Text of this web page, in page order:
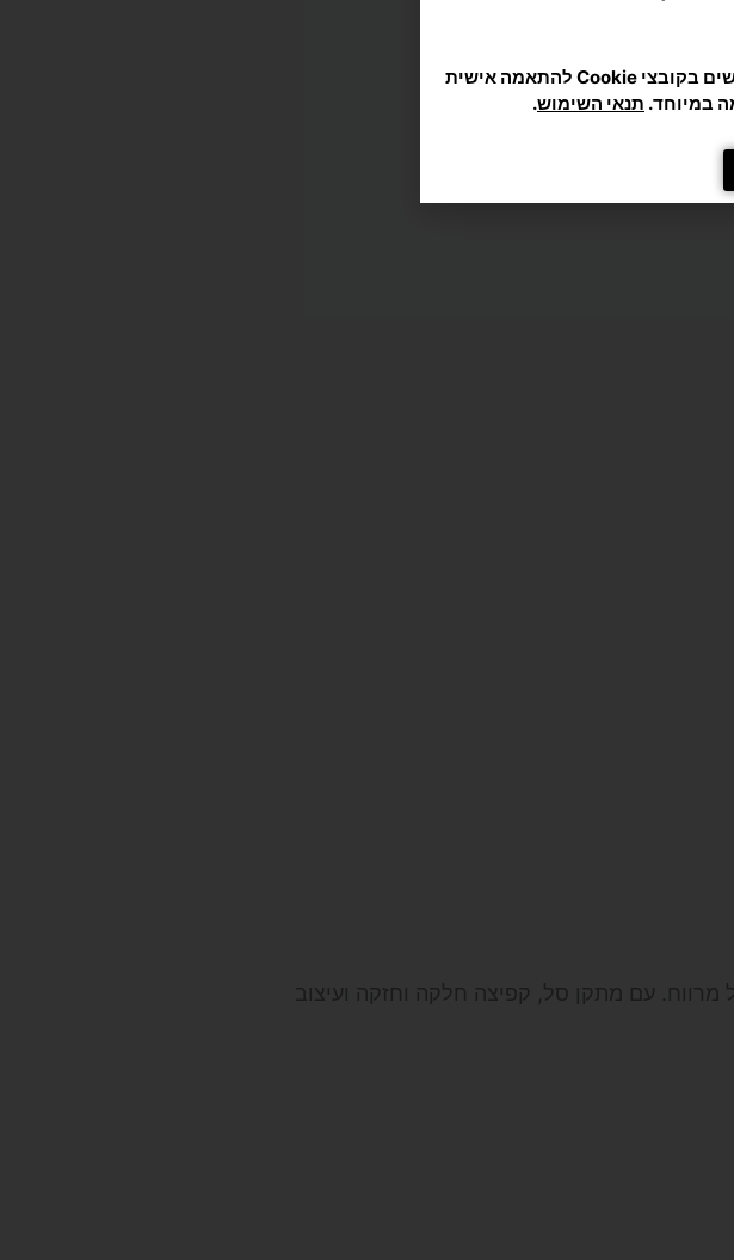
מרווח. עם מתקן סל, קפיצה חלקה וחזקה ועיצוב